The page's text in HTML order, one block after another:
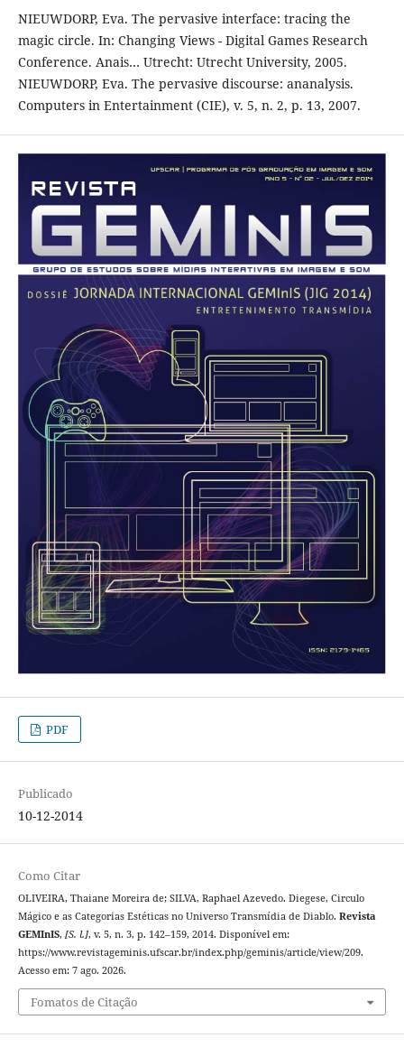
NIEUWDORP, Eva. The pervasive interface: tracing the
magic circle. In: Changing Views - Digital Games Research
Conference. Anais… Utrecht: Utrecht University, 2005.
NIEUWDORP, Eva. The pervasive discourse: ananalysis.
Computers in Entertainment (CIE), v. 5, n. 2, p. 13, 2007.
PDF
Publicado
10-12-2014
Como Citar
OLIVEIRA, Thaiane Moreira de; SILVA, Raphael Azevedo. Diegese, Circulo
Mágico e as Categorias Estéticas no Universo Transmídia de Diablo. Revista
GEMInIS, [S. l.], v. 5, n. 3, p. 142–159, 2014. Disponível em:
https://www.revistageminis.ufscar.br/index.php/geminis/article/view/209.
Acesso em: 7 ago. 2026.
Fomatos de Citação